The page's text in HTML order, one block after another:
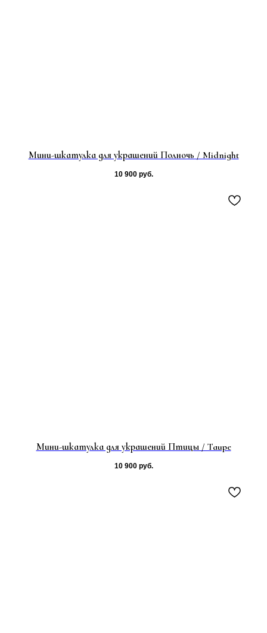
Мини-шкатулка для украшений Полночь / Midnight
10 900 руб.
Мини-шкатулка для украшений Птицы / Taupe
10 900 руб.